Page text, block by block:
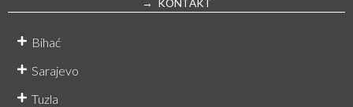
→ KONTAKT
Bihać
Sarajevo
Tuzla